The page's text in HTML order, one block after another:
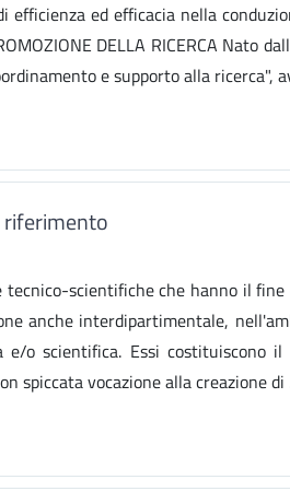
efficienza ed efficacia nella
DELLA RICERCA Nato
e supporto alla ricerca",
riferimento
scientifiche che hanno il
anche interdipartimentale,
e/o scientifica. Essi
spiccata vocazione alla creazione di